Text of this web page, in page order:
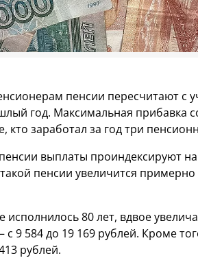
пенсии пересчитают с
год. Максимальная прибавка
кто заработал за год три
выплаты проиндексируют на
пенсии увеличится примерно
80 лет, вдвое
9 584 до 19 169 рублей. Кроме
рублей.